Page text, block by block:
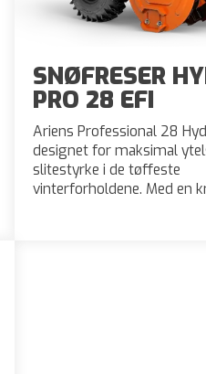
SNØFRESER
PRO 28 EFI
Ariens Professional 28
designet for maksimal
slitestyrke i de tøffeste
vinterforholdene. Med en